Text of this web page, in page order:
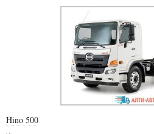
Hino 500